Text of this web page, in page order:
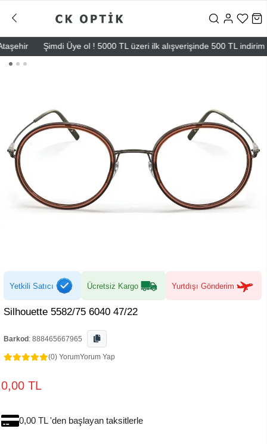
Şimdi Üye ol ! 5000 TL üzeri ilk alışverişinde 500 TL indirim
Yetkili Satıcı Ücretsiz Kargo Yurtdışı Gönderim
Silhouette 5582/75 6040 47/22
Barkod : 888465667965
(0) YorumYorum Yap
0,00 TL
0,00 TL 'den başlayan taksitlerle